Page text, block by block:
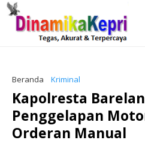
Beranda Kriminal
Kapolresta
Penggelapan
Orderan Manual